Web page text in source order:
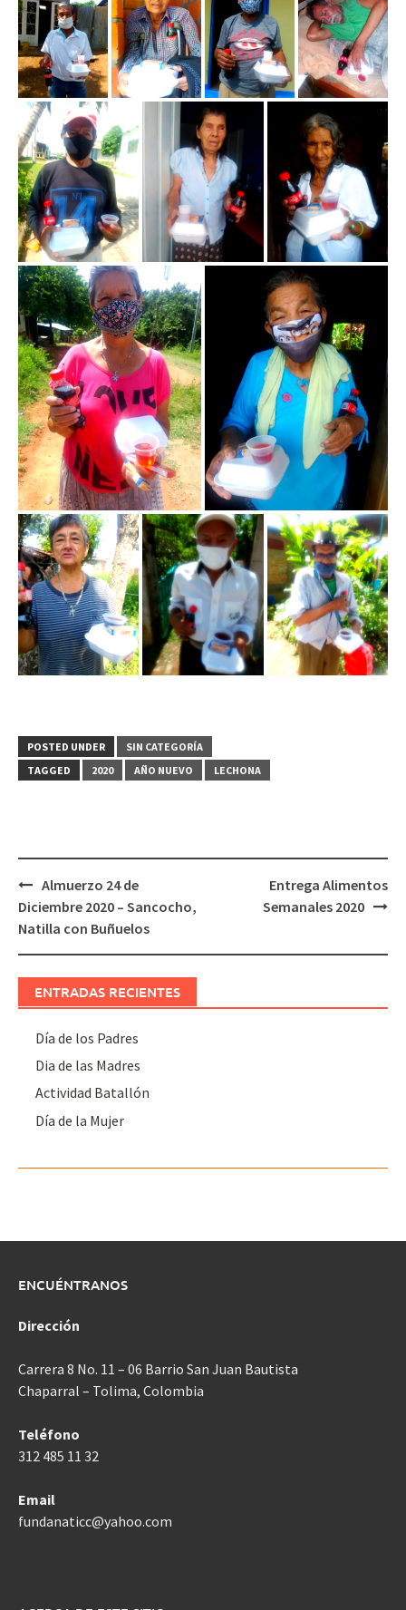
POSTED UNDER
SIN CATEGORÍA
TAGGED
2020 AÑO NUEVO LECHONA
Post
navigation
Almuerzo 24 de
Diciembre 2020 – Sancocho,
Natilla con Buñuelos
Entrega Alimentos
Semanales 2020
ENTRADAS RECIENTES
Día de los Padres
Dia de las Madres
Actividad Batallón
Día de la Mujer
ENCUÉNTRANOS
Dirección
Carrera 8 No. 11 – 06 Barrio San Juan Bautista
Chaparral – Tolima, Colombia
Teléfono
312 485 11 32
Email
fundanaticc@yahoo.com